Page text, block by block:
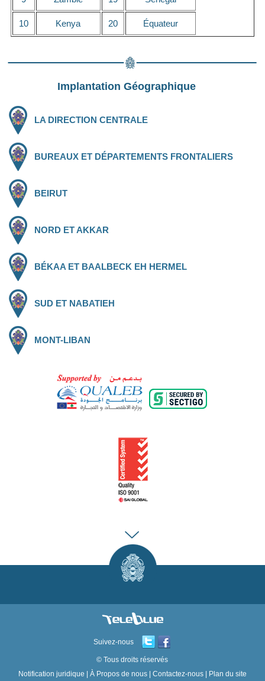
10 Kenya 20 Équateur
Implantation Géographique
LA DIRECTION CENTRALE
BUREAUX ET DÉPARTEMENTS FRONTALIERS
BEIRUT
NORD ET AKKAR
BÉKAA ET BAALBECK EH HERMEL
SUD ET NABATIEH
MONT-LIBAN
Suivez-nous
© Tous droits réservés
Notification juridique
À Propos de nous| Contactez-nous| Plan du site